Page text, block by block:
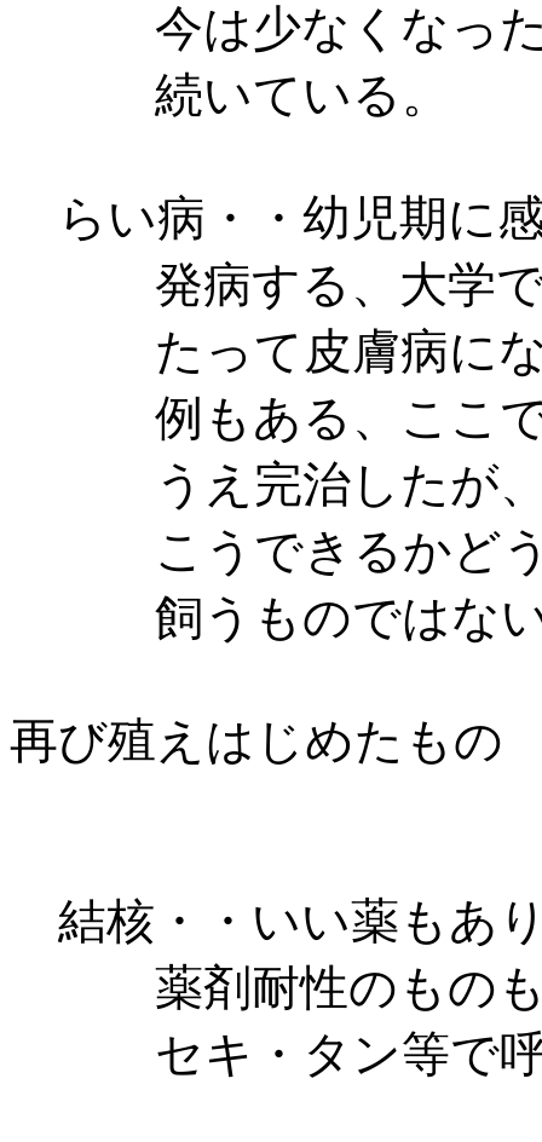
今は少なくなった
続いている。
らい病・・幼児期に
発病する、大学で
たって皮膚病にな
例もある、ここで
うえ完治したが、
こうできるかどう
飼うものではない
再び殖えはじめたもの
結核・・いい薬もあ
薬剤耐性のものも
セキ・タン等で呼